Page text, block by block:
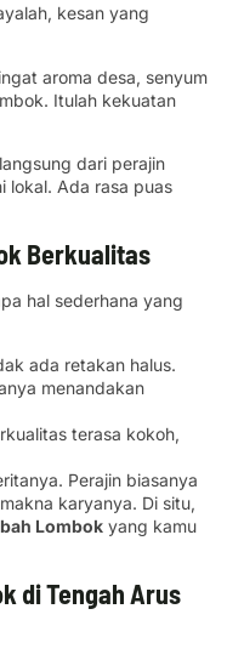
kesan yang
aroma desa, senyum
Itulah kekuatan
langsung dari perajin
lokal. Ada rasa puas
Berkualitas
hal sederhana yang
ada retakan halus.
menandakan
terasa kokoh,
Perajin biasanya
karyanya. Di situ,
Lombok yang kamu
di Tengah Arus